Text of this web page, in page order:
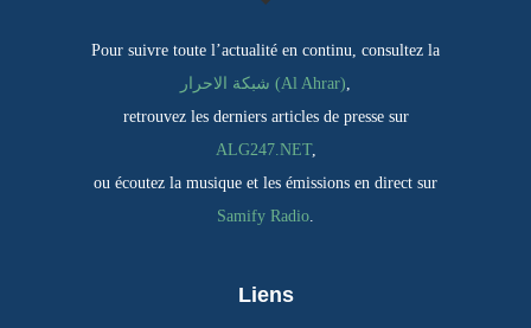
Pour suivre toute l’actualité en continu, consultez la
شبكة الاحرار (Al Ahrar),
retrouvez les derniers articles de presse sur
ALG247.NET,
ou écoutez la musique et les émissions en direct sur
Samify Radio.
Liens